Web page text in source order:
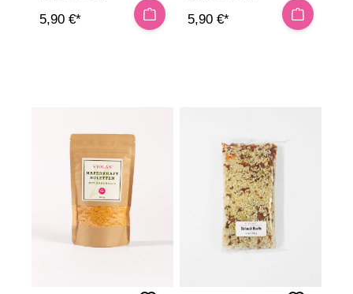
5,90 €* 5,90 €*